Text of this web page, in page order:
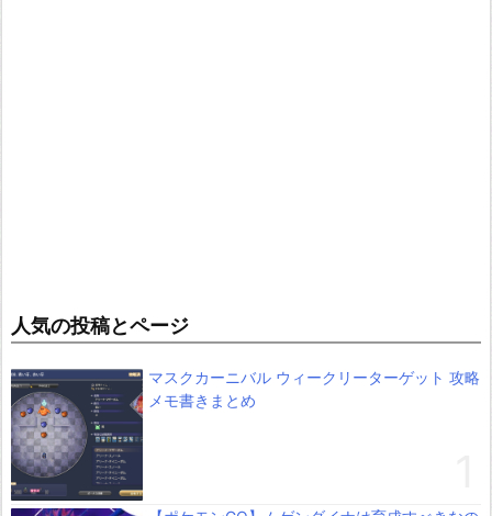
人気の投稿とページ
マスクカーニバル ウィークリーターゲット 攻略
メモ書きまとめ